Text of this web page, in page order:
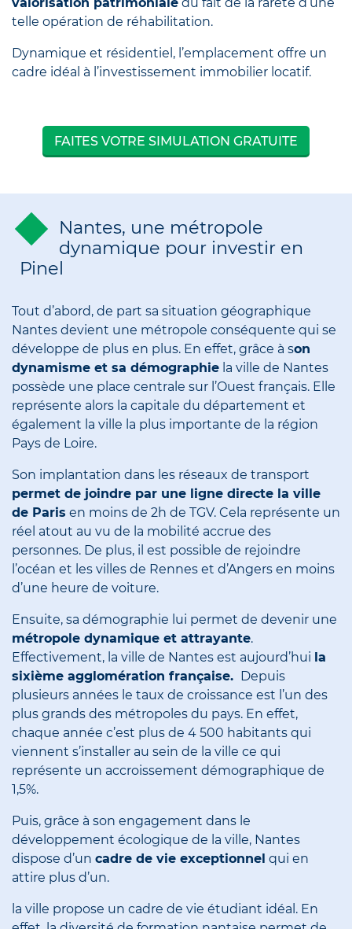
telle opération de réhabilitation.
Dynamique et résidentiel, l’emplacement offre un
cadre idéal à l’investissement immobilier locatif.
FAITES VOTRE SIMULATION GRATUITE
Nantes, une métropole
dynamique pour investir en
Pinel
Tout d’abord, de part sa situation géographique
Nantes devient une métropole conséquente qui se
développe de plus en plus. En effet, grâce à son
dynamisme et sa démographie la ville de Nantes
possède une place centrale sur l’Ouest français. Elle
représente alors la capitale du département et
également la ville la plus importante de la région
Pays de Loire.
Son implantation dans les réseaux de transport
permet de joindre par une ligne directe la ville
de Paris en moins de 2h de TGV. Cela représente un
réel atout au vu de la mobilité accrue des
personnes. De plus, il est possible de rejoindre
l’océan et les villes de Rennes et d’Angers en moins
d’une heure de voiture.
Ensuite, sa démographie lui permet de devenir une
métropole dynamique et attrayante.
Effectivement, la ville de Nantes est aujourd’hui la
sixième agglomération française.
Depuis
plusieurs années le taux de croissance est l’un des
plus grands des métropoles du pays. En effet,
chaque année c’est plus de 4 500 habitants qui
viennent s’installer au sein de la ville ce qui
représente un accroissement démographique de
1,5%.
Puis, grâce à son engagement dans le
développement écologique de la ville, Nantes
dispose d’un cadre de vie exceptionnel qui en
attire plus d’un.
la ville propose un cadre de vie étudiant idéal. En